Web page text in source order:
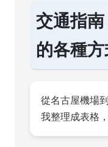
交通指
的各種
從名古屋機場
我整理成表格